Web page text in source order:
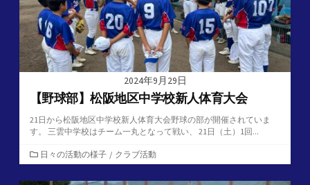
2024年9月29日
【野球部】松阪地区中学校新人体育大会
21日から松阪地区中学校新人体育大会野球の部が開催されていま
す。 三雲中学校はチーム一丸となって戦い、 21日（土）1回...
カ
テ
ゴ
日々の活動の様子 / クラブ活動